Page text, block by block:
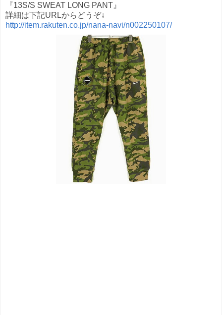
『13S/S SWEAT LONG PANT』
詳細は下記URLからどうぞ↓
http://item.rakuten.co.jp/nana-navi/n002250107/